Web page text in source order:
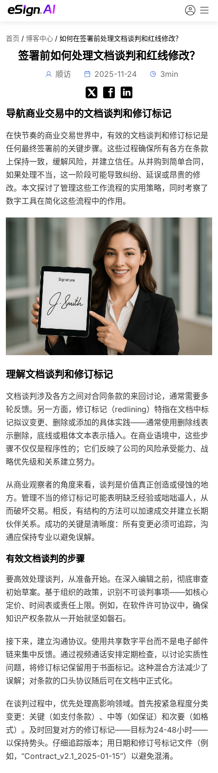
首页 / 博客中心 / 如何在签署前处理文档谈判和红线修改？
签署前如何处理文档谈判和红线修改？
顺访 2025-11-24 3min
导航商业交易中的文档谈判和修订标记
在快节奏的商业交易世界中，有效的文档谈判和修订标记是
任何最终签署前的关键步骤。这些过程确保所有各方在条款
上保持一致，缓解风险，并建立信任。从并购到简单合同，
如果处理不当，这一阶段可能导致纠纷、延误或昂贵的修
改。本文探讨了管理这些工作流程的实用策略，同时考察了
数字工具在简化这些流程中的作用。
理解文档谈判和修订标记
文档谈判涉及各方之间对合同条款的来回讨论，通常需要多
轮反馈。另一方面，修订标记（redlining）特指在文档中标
记拟议变更、删除或添加的具体实践——通常使用删除线表
示删除，底线或粗体文本表示插入。在商业语境中，这些步
骤不仅仅是程序性的；它们反映了公司的风险承受能力、战
略优先级和关系建立努力。
从商业观察者的角度来看，谈判是价值真正创造或侵蚀的地
方。管理不当的修订标记可能表明缺乏经验或咄咄逼人，从
而破坏交易。相反，有结构的方法可以加速成交并建立长期
伙伴关系。成功的关键是清晰度：所有变更必须可追踪，沟
通应保持专业以避免误解。
有效文档谈判的步骤
要高效处理谈判，从准备开始。在深入编辑之前，彻底审查
初始草案。基于组织的政策，识别不可谈判事项——如核心
定价、时间表或责任上限。例如，在软件许可协议中，确保
知识产权条款从一开始就坚如磐石。
接下来，建立沟通协议。使用共享数字平台而不是电子邮件
链来集中反馈。通过视频通话安排定期检查，以讨论实质性
问题，将修订标记保留用于书面标记。这种混合方法减少了
误解；对条款的口头协议随后可在文档中正式化。
在谈判过程中，优先处理高影响领域。首先按紧急程度分类
变更：关键（如支付条款）、中等（如保证）和次要（如格
式）。及时回复对方的修订标记——目标为24-48小时——
以保持势头。仔细追踪版本；用日期和修订号标记文件（例
如，“Contract_v2.1_2025-01-15”）以避免混淆。